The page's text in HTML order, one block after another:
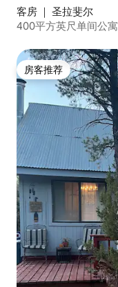
客房 ｜ 圣拉斐尔
400平方英尺单间公寓
房客推荐
房客推荐